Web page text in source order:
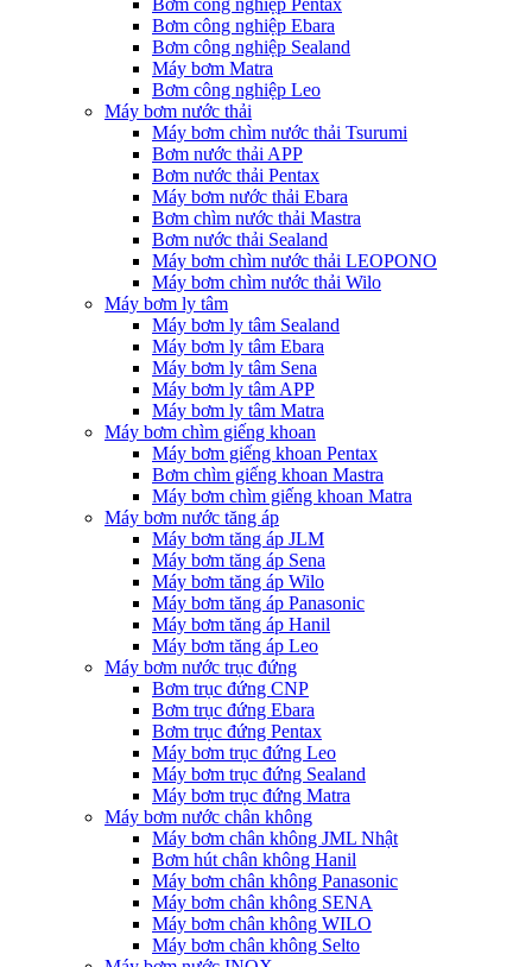
Bơm công nghiệp Ebara
Bơm công nghiệp Sealand
Máy bơm Matra
Bơm công nghiệp Leo
Máy bơm nước thải
Máy bơm chìm nước thải Tsurumi
Bơm nước thải APP
Bơm nước thải Pentax
Máy bơm nước thải Ebara
Bơm chìm nước thải Mastra
Bơm nước thải Sealand
Máy bơm chìm nước thải LEOPONO
Máy bơm chìm nước thải Wilo
Máy bơm ly tâm
Máy bơm ly tâm Sealand
Máy bơm ly tâm Ebara
Máy bơm ly tâm Sena
Máy bơm ly tâm APP
Máy bơm ly tâm Matra
Máy bơm chìm giếng khoan
Máy bơm giếng khoan Pentax
Bơm chìm giếng khoan Mastra
Máy bơm chìm giếng khoan Matra
Máy bơm nước tăng áp
Máy bơm tăng áp JLM
Máy bơm tăng áp Sena
Máy bơm tăng áp Wilo
Máy bơm tăng áp Panasonic
Máy bơm tăng áp Hanil
Máy bơm tăng áp Leo
Máy bơm nước trục đứng
Bơm trục đứng CNP
Bơm trục đứng Ebara
Bơm trục đứng Pentax
Máy bơm trục đứng Leo
Máy bơm trục đứng Sealand
Máy bơm trục đứng Matra
Máy bơm nước chân không
Máy bơm chân không JML Nhật
Bơm hút chân không Hanil
Máy bơm chân không Panasonic
Máy bơm chân không SENA
Máy bơm chân không WILO
Máy bơm chân không Selto